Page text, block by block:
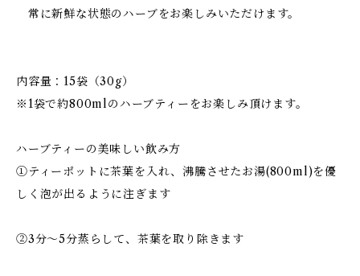
常に新鮮な状態のハーブをお楽しみいただけます。
内容量：15袋（30g）
※1袋で約800mlのハーブティーをお楽しみ頂けます。
ハーブティーの美味しい飲み方
①ティーポットに茶葉を入れ、沸騰させたお湯(800ml)を優
しく泡が出るように注ぎます
②3分〜5分蒸らして、茶葉を取り除きます